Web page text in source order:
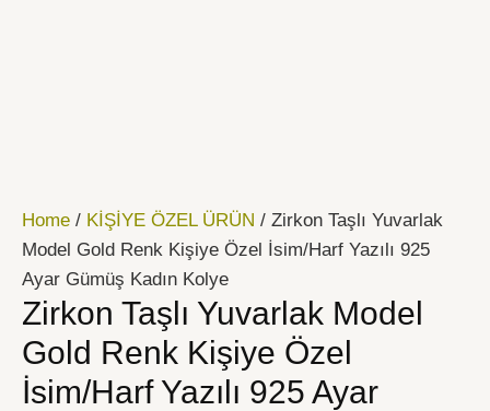
Home / KİŞİYE ÖZEL ÜRÜN / Zirkon Taşlı Yuvarlak
Model Gold Renk Kişiye Özel İsim/Harf Yazılı 925
Ayar Gümüş Kadın Kolye
Zirkon Taşlı Yuvarlak Model
Gold Renk Kişiye Özel
İsim/Harf Yazılı 925 Ayar
Özel
İsim/Harf
Yazılı
925
Ayar
Gümüş
Kadın